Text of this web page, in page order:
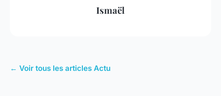
Ismaël
← Voir tous les articles Actu